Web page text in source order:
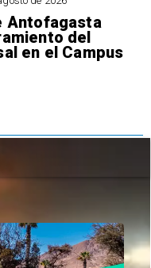
Antofagasta
del
en el Campus